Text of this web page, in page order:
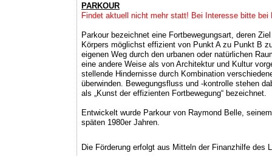
PARKOUR
Findet aktuell nicht mehr statt! Bei Interesse bitte bei
Parkour bezeichnet eine Fortbewegungsart, deren
Körpers möglichst effizient von Punkt A zu Punkt B
eigenen Weg durch den urbanen oder natürlichen
eine andere Weise als von Architektur und Kultur
stellende Hindernisse durch Kombination
überwinden. Bewegungsfluss und -kontrolle stehen
als „Kunst der effizienten Fortbewegung“ bezeichnet.
Entwickelt wurde Parkour von Raymond Belle,
späten 1980er Jahren.
Die Förderung erfolgt aus Mitteln der Finanzhilfe des